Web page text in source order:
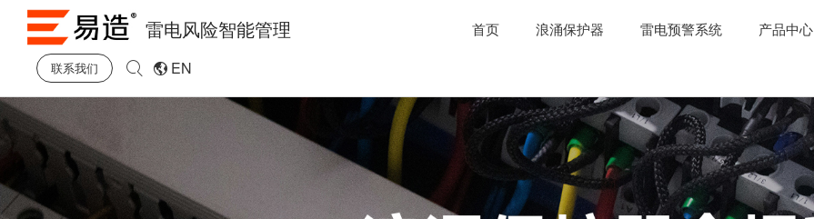
雷电风险智能管理 首页 浪涌保护器 雷电预警系统 产品中心
联系我们 EN